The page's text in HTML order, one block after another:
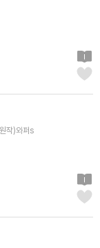
작)와퍼s